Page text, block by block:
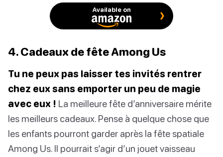
Available on
4. Cadeaux de fête Among Us
Tu ne peux pas laisser tes invités rentrer
chez eux sans emporter un peu de magie
avec eux ! La meilleure fête d’anniversaire mérite
les meilleurs cadeaux. Pense à quelque chose que
les enfants pourront garder après la fête spatiale
Among Us. Il pourrait s’agir d’un jouet vaisseau